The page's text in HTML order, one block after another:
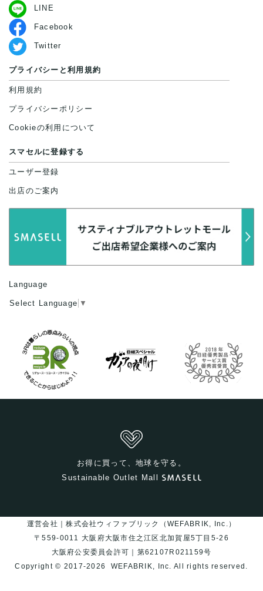
LINE
Facebook
Twitter
プライバシーと利用規約
利用規約
プライバシーポリシー
Cookieの利用について
スマセルに登録する
ユーザー登録
出店のご案内
Language
Select Language ▼
お得に買って、地球を守る。
Sustainable Outlet Mall
運営会社｜株式会社ウィファブリック（WEFABRIK, Inc.）
〒559-0011 大阪府大阪市住之江区北加賀屋5丁目5-26
大阪府公安委員会許可｜第62107R021159号
Copyright © 2017-2026
WEFABRIK, Inc.All rights reserved.